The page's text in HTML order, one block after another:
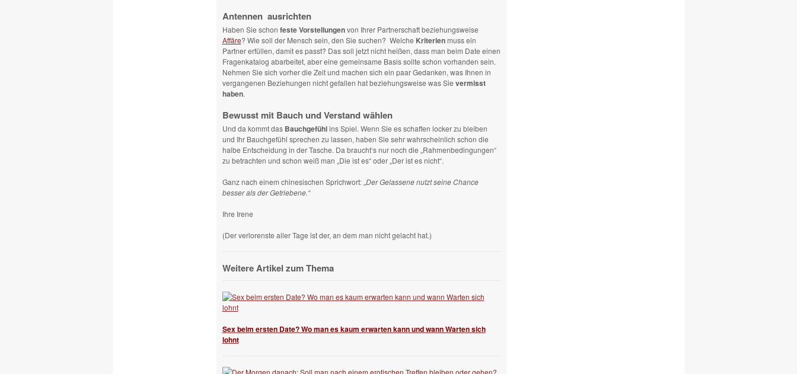
Antennen ausrichten
Haben Sie schon feste Vorstellungenvon Ihrer Partnerschaft beziehungsweise
Affäre? Wie soll der Mensch sein, den Sie suchen? Welche Kriterienmuss ein
Partner erfüllen, damit es passt? Das soll jetzt nicht heißen, dass man beim Date einen
Fragenkatalog abarbeitet, aber eine gemeinsame Basis sollte schon vorhanden sein.
Nehmen Sie sich vorher die Zeit und machen sich ein paar Gedanken, was Ihnen in
vergangenen Beziehungen nicht gefallen hat beziehungsweise was Sie vermisst
haben.
Bewusst mit Bauch und Verstand wählen
Und da kommt das Bauchgefühlins Spiel. Wenn Sie es schaffen locker zu bleiben
und Ihr Bauchgefühl sprechen zu lassen, haben Sie sehr wahrscheinlich schon die
halbe Entscheidung in der Tasche. Da braucht‘s nur noch die „Rahmenbedingungen“
zu betrachten und schon weiß man „Die ist es“ oder „Der ist es nicht“.
Ganz nach einem chinesischen Sprichwort: „Der Gelassene nutzt seine Chance
besser als der Getriebene.“
Ihre Irene
(Der verlorenste aller Tage ist der, an dem man nicht gelacht hat.)
Weitere Artikel zum Thema
Sex beim ersten Date? Wo man es kaum erwarten kann und wann Warten sich
lohnt